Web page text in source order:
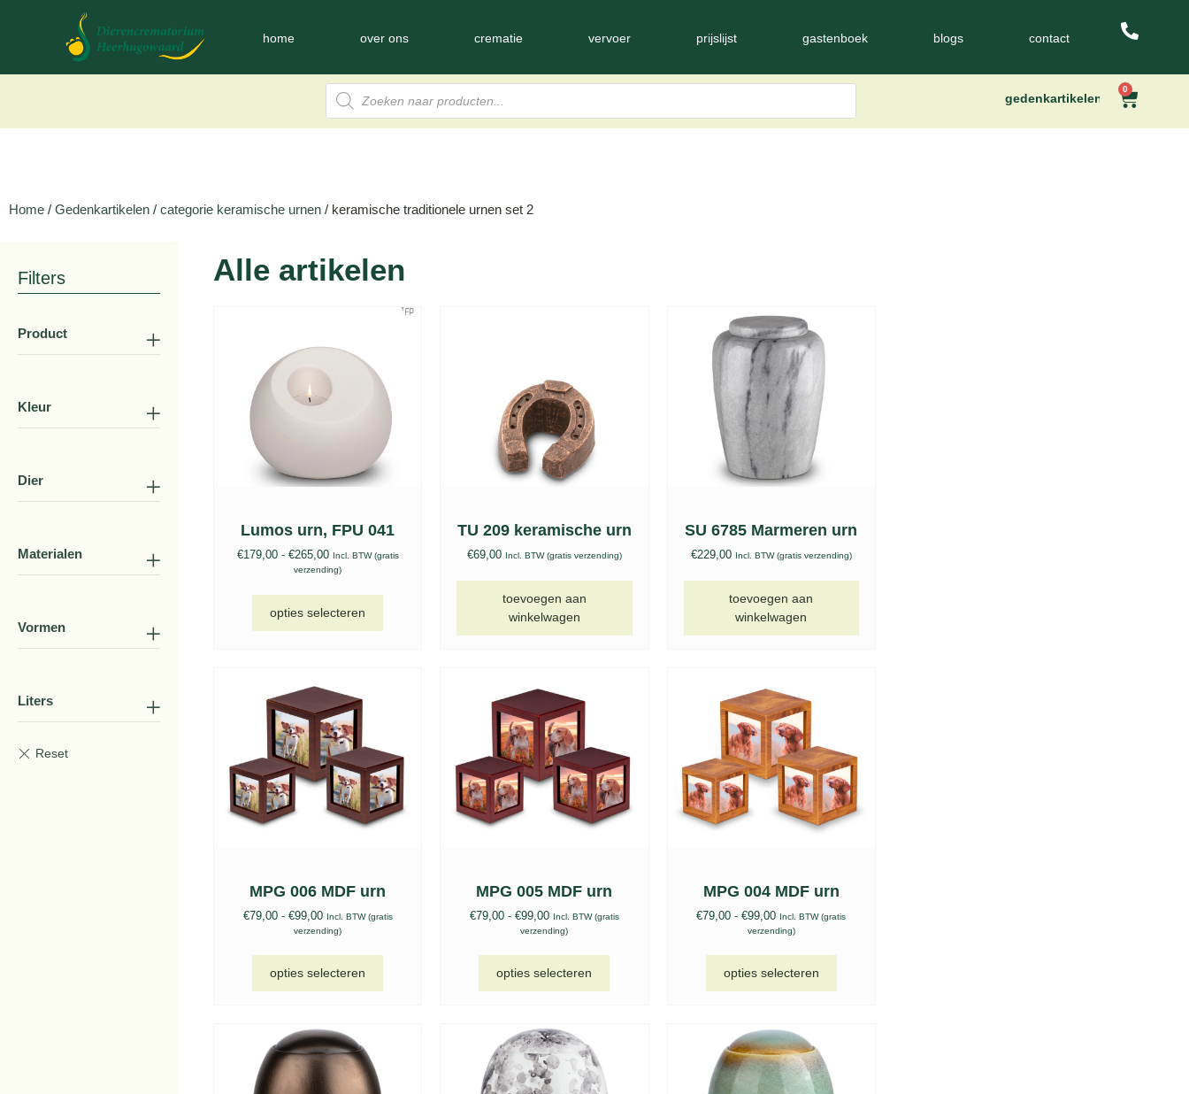
home over ons crematie vervoer prijslijst gastenboek blogs contact
gedenkartikelen
0
Home / Gedenkartikelen / categorie keramische urnen / keramische traditionele urnen set 2
Filters
Product
Kleur
Dier
Materialen
Vormen
Liters
Alle artikelen
Lumos urn, FPU 041
€179,00 - €265,00 Incl. BTW (gratis
verzending)
opties selecteren
TU 209 keramische urn
€69,00 Incl. BTW (gratis verzending)
toevoegen aan
winkelwagen
SU 6785 Marmeren urn
€229,00 Incl. BTW (gratis verzending)
toevoegen aan
winkelwagen
MPG 006 MDF urn
€79,00 - €99,00 Incl. BTW (gratis
verzending)
opties selecteren
MPG 005 MDF urn
€79,00 - €99,00 Incl. BTW (gratis
verzending)
opties selecteren
MPG 004 MDF urn
€79,00 - €99,00 Incl. BTW (gratis
verzending)
opties selecteren